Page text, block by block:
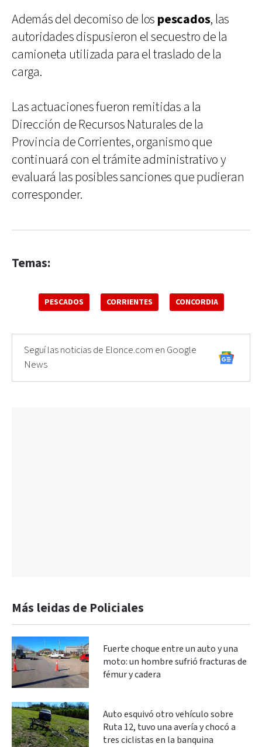
Además del decomiso de los pescados, las
autoridades dispusieron el secuestro de la
camioneta utilizada para el traslado de la
carga.
Las actuaciones fueron remitidas a la
Dirección de Recursos Naturales de la
Provincia de Corrientes, organismo que
continuará con el trámite administrativo y
evaluará las posibles sanciones que pudieran
corresponder.
Temas:
PESCADOS CORRIENTES CONCORDIA
Seguí las noticias de Elonce.com en Google
News
Más leidas de Policiales
Fuerte choque entre un auto y una
moto: un hombre sufrió fracturas de
fémur y cadera
Auto esquivó otro vehículo sobre
Ruta 12, tuvo una avería y chocó a
tres ciclistas en la banquina